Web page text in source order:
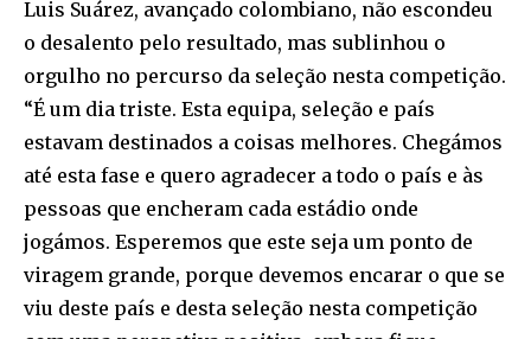
Luis Suárez, avançado colombiano, não escondeu
o desalento pelo resultado, mas sublinhou o
orgulho no percurso da seleção nesta competição.
“É um dia triste. Esta equipa, seleção e país
estavam destinados a coisas melhores. Chegámos
até esta fase e quero agradecer a todo o país e às
pessoas que encheram cada estádio onde
jogámos. Esperemos que este seja um ponto de
viragem grande, porque devemos encarar o que se
viu deste país e desta seleção nesta competição